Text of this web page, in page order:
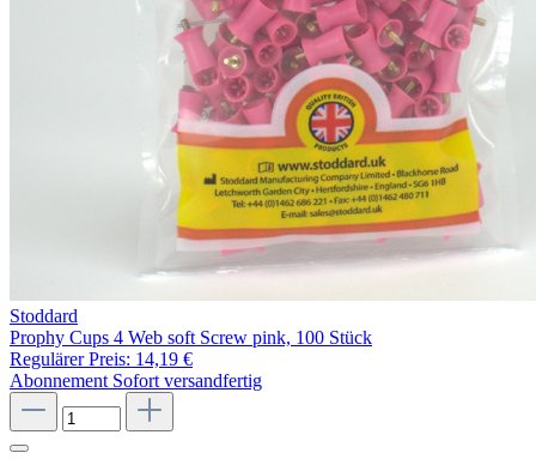
Stoddard
Prophy Cups 4 Web soft Screw pink, 100 Stück
Regulärer Preis: 14,19 €
Abonnement Sofort versandfertig